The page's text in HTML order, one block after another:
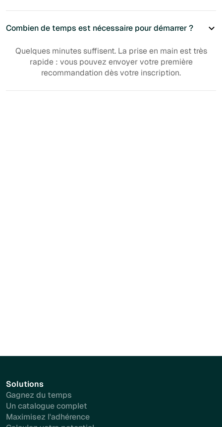
Combien de temps est nécessaire pour démarrer ?
Quelques minutes suffisent. La prise en main est très
rapide : vous pouvez envoyer votre première
recommandation dès votre inscription.
Solutions
Gagnez du temps
Un catalogue complet
Maximisez l'adhérence